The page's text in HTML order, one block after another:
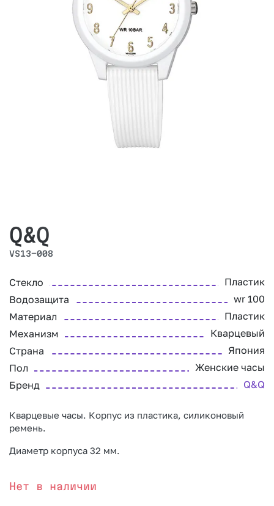
Q&Q
VS13-008
Стекло
Пластик
Водозащита
wr 100
Материал
Пластик
Механизм
Кварцевый
Страна
Япония
Пол
Женские часы
Бренд
Q&Q
Кварцевые часы. Корпус из пластика, силиконовый
ремень.
Диаметр корпуса 32 мм.
Нет в наличии